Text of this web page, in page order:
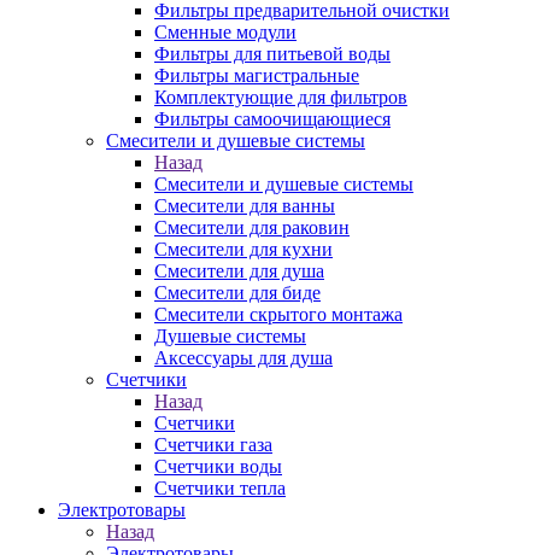
Фильтры предварительной очистки
Сменные модули
Фильтры для питьевой воды
Фильтры магистральные
Комплектующие для фильтров
Фильтры самоочищающиеся
Смесители и душевые системы
Назад
Смесители и душевые системы
Смесители для ванны
Смесители для раковин
Смесители для кухни
Смесители для душа
Смесители для биде
Смесители скрытого монтажа
Душевые системы
Аксессуары для душа
Счетчики
Назад
Счетчики
Счетчики газа
Счетчики воды
Счетчики тепла
Электротовары
Назад